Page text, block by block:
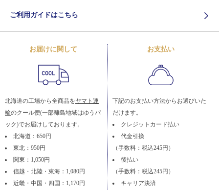
ご利用ガイドはこちら
お届けに関して
北海道の工場から全商品をヤマト運
輸のクール便(一部離島地域はゆうパ
ック)でお届けしております。
北海道：650円
東北：950円
関東：1,050円
信越・北陸・東海：1,080円
近畿・中国・四国：1,170円
お支払い
下記のお支払い方法からお選びいた
だけます。
クレジットカード払い
代金引換
（手数料：税込245円）
後払い
（手数料：税込245円）
キャリア決済